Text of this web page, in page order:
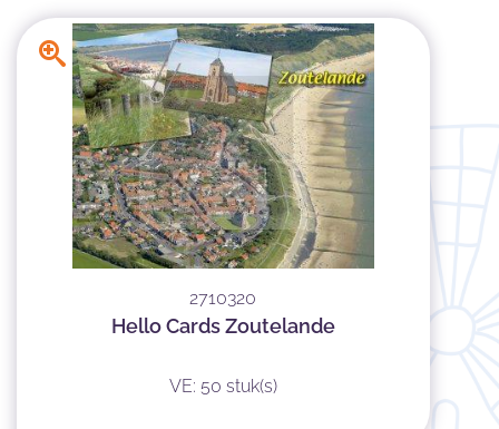
2710320
Hello Cards Zoutelande
VE: 50 stuk(s)